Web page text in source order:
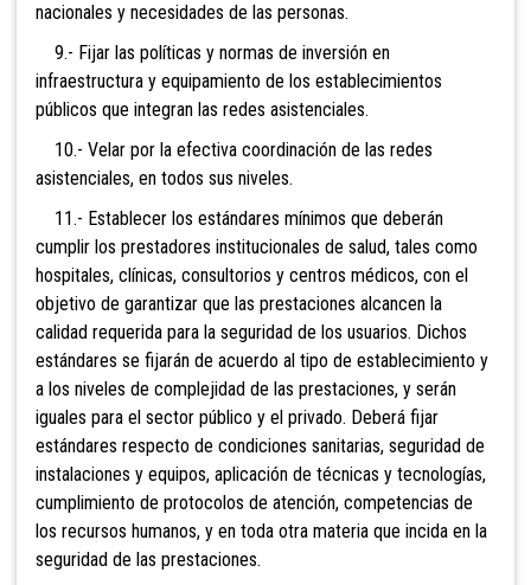
nacionales y necesidades de las personas.
9.- Fijar las políticas y normas de inversión en
infraestructura y equipamiento de los establecimientos
públicos que integran las redes asistenciales.
10.- Velar por la efectiva coordinación de las redes
asistenciales, en todos sus niveles.
11.- Establecer los estándares mínimos que deberán
cumplir los prestadores institucionales de salud, tales como
hospitales, clínicas, consultorios y centros médicos, con el
objetivo de garantizar que las prestaciones alcancen la
calidad requerida para la seguridad de los usuarios. Dichos
estándares se fijarán de acuerdo al tipo de establecimiento y
a los niveles de complejidad de las prestaciones, y serán
iguales para el sector público y el privado. Deberá fijar
estándares respecto de condiciones sanitarias, seguridad de
instalaciones y equipos, aplicación de técnicas y tecnologías,
cumplimiento de protocolos de atención, competencias de
los recursos humanos, y en toda otra materia que incida en la
seguridad de las prestaciones.